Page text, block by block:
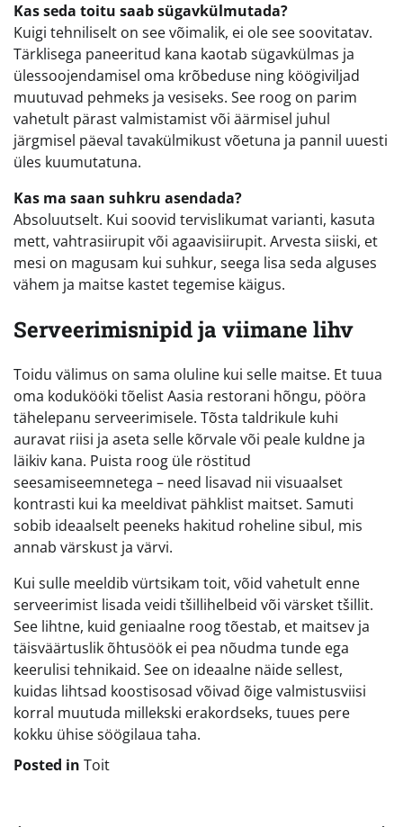
Kas seda toitu saab sügavkülmutada?
Kuigi tehniliselt on see võimalik, ei ole see soovitatav.
Tärklisega paneeritud kana kaotab sügavkülmas ja
ülessoojendamisel oma krõbeduse ning köögiviljad
muutuvad pehmeks ja vesiseks. See roog on parim
vahetult pärast valmistamist või äärmisel juhul
järgmisel päeval tavakülmikust võetuna ja pannil uuesti
üles kuumutatuna.
Kas ma saan suhkru asendada?
Absoluutselt. Kui soovid tervislikumat varianti, kasuta
mett, vahtrasiirupit või agaavisiirupit. Arvesta siiski, et
mesi on magusam kui suhkur, seega lisa seda alguses
vähem ja maitse kastet tegemise käigus.
Serveerimisnipid ja viimane lihv
Toidu välimus on sama oluline kui selle maitse. Et tuua
oma kodukööki tõelist Aasia restorani hõngu, pööra
tähelepanu serveerimisele. Tõsta taldrikule kuhi
auravat riisi ja aseta selle kõrvale või peale kuldne ja
läikiv kana. Puista roog üle röstitud
seesamiseemnetega – need lisavad nii visuaalset
kontrasti kui ka meeldivat pähklist maitset. Samuti
sobib ideaalselt peeneks hakitud roheline sibul, mis
annab värskust ja värvi.
Kui sulle meeldib vürtsikam toit, võid vahetult enne
serveerimist lisada veidi tšillihelbeid või värsket tšillit.
See lihtne, kuid geniaalne roog tõestab, et maitsev ja
täisväärtuslik õhtusöök ei pea nõudma tunde ega
keerulisi tehnikaid. See on ideaalne näide sellest,
kuidas lihtsad koostisosad võivad õige valmistusviisi
korral muutuda millekski erakordseks, tuues pere
kokku ühise söögilaua taha.
Posted in Toit